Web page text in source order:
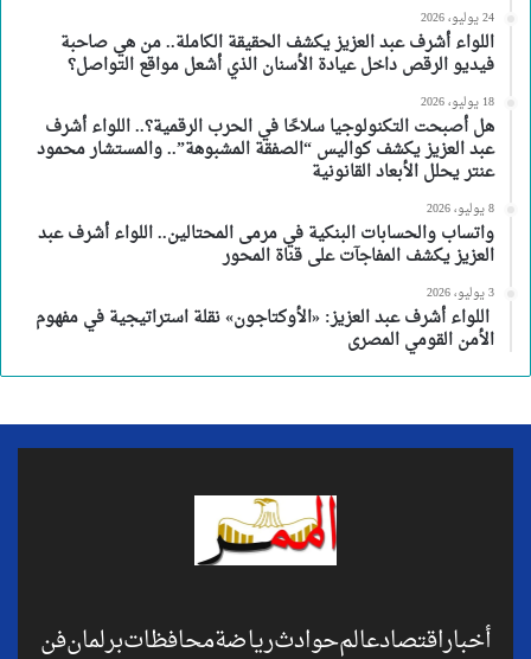
24 يوليو، 2026
اللواء أشرف عبد العزيز يكشف الحقيقة الكاملة.. من هي صاحبة
فيديو الرقص داخل عيادة الأسنان الذي أشعل مواقع التواصل؟
18 يوليو، 2026
هل أصبحت التكنولوجيا سلاحًا في الحرب الرقمية؟.. اللواء أشرف
عبد العزيز يكشف كواليس “الصفقة المشبوهة”.. والمستشار محمود
عنتر يحلل الأبعاد القانونية
8 يوليو، 2026
واتساب والحسابات البنكية في مرمى المحتالين.. اللواء أشرف عبد
العزيز يكشف المفاجآت على قناة المحور
3 يوليو، 2026
اللواء أشرف عبد العزيز: «الأوكتاجون» نقلة استراتيجية في مفهوم
الأمن القومي المصرى
أخباراقتصادعالمحوادثرياضةمحافظاتبرلمانفن